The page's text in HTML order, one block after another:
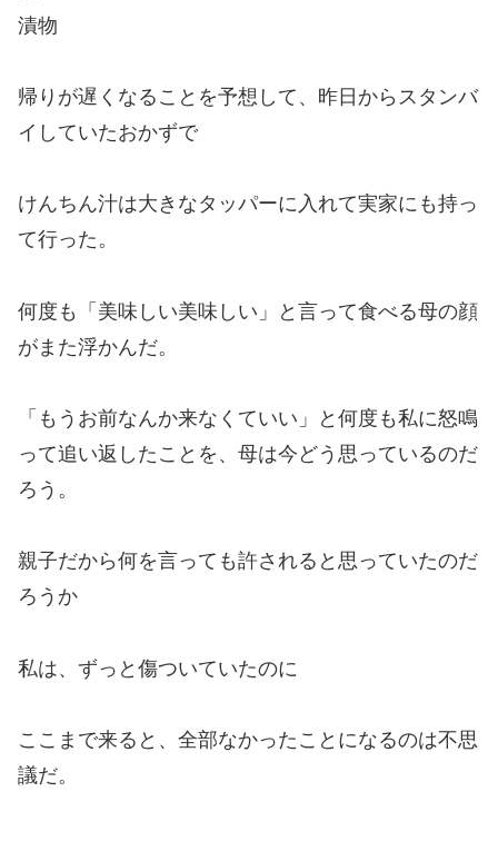
漬物
帰りが遅くなることを予想して、昨日からスタンバ
イしていたおかずで
けんちん汁は大きなタッパーに入れて実家にも持っ
て行った。
何度も「美味しい美味しい」と言って食べる母の顔
がまた浮かんだ。
「もうお前なんか来なくていい」と何度も私に怒鳴
って追い返したことを、母は今どう思っているのだ
ろう。
親子だから何を言っても許されると思っていたのだ
ろうか
私は、ずっと傷ついていたのに
ここまで来ると、全部なかったことになるのは不思
議だ。